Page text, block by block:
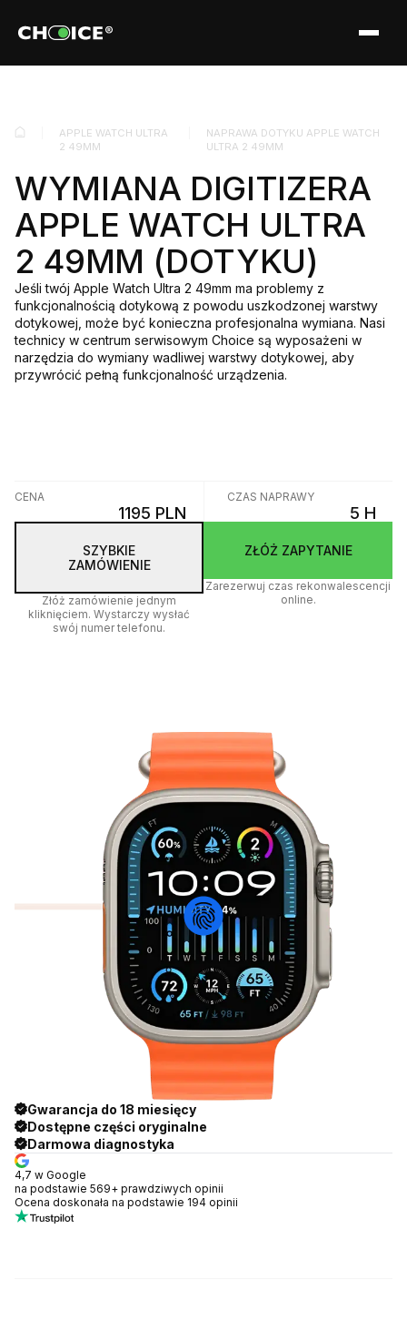
APPLE WATCH ULTRA
2 49MM
NAPRAWA DOTYKU APPLE WATCH
ULTRA 2 49MM
WYMIANA DIGITIZERA
APPLE WATCH ULTRA
2 49MM (DOTYKU)
Jeśli twój Apple Watch Ultra 2 49mm ma problemy z
funkcjonalnością dotykową z powodu uszkodzonej warstwy
dotykowej, może być konieczna profesjonalna wymiana. Nasi
technicy w centrum serwisowym Choice są wyposażeni w
narzędzia do wymiany wadliwej warstwy dotykowej, aby
przywrócić pełną funkcjonalność urządzenia.
CENA
1195 PLN
CZAS NAPRAWY
5 H
SZYBKIE
ZAMÓWIENIE
Złóż zamówienie jednym
kliknięciem. Wystarczy wysłać
swój numer telefonu.
ZŁÓŻ ZAPYTANIE
Zarezerwuj czas rekonwalescencji
online.
Gwarancja do 18 miesięcy
Dostępne części oryginalne
Darmowa diagnostyka
4,7 w Google
na podstawie 569+ prawdziwych opinii
Ocena doskonała na podstawie 194 opinii